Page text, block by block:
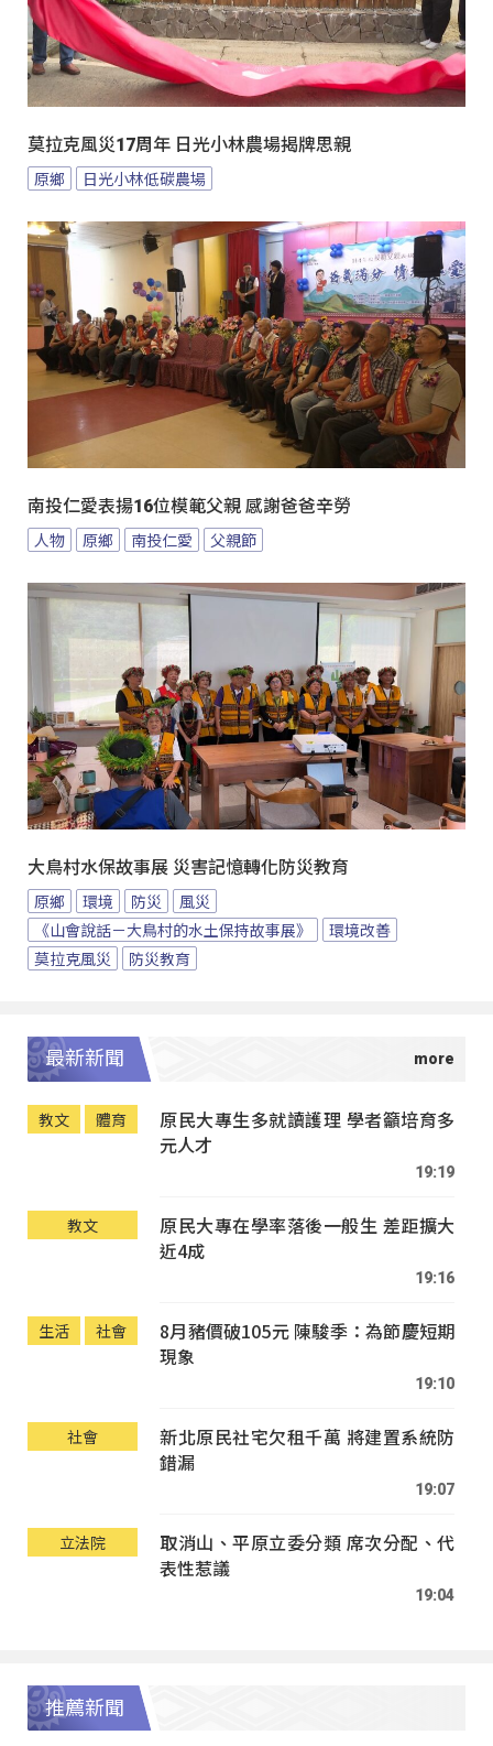
莫拉克風災17周年 日光小林農場揭牌思親
原鄉 日光小林低碳農場
南投仁愛表揚16位模範父親 感謝爸爸辛勞
人物 原鄉 南投仁愛 父親節
大鳥村水保故事展 災害記憶轉化防災教育
原鄉 環境 防災
風災
《山會說話－大鳥村的水土保持故事展》
環境改善
莫拉克風災
防災教育
最新新聞
教文 體育
原民大專生多就讀護理 學者籲培育多
元人才
19:19
教文
原民大專在學率落後一般生 差距擴大
近4成
19:16
生活 社會
8月豬價破105元 陳駿季：為節慶短期
現象
19:10
社會
新北原民社宅欠租千萬 將建置系統防
錯漏
19:07
立法院
取消山、平原立委分類 席次分配、代
表性惹議
19:04
推薦新聞